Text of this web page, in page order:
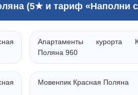
(5★ и тариф «Наполни
Апартаменты курорта
Поляна 960
Мовенпик Красная Поляна